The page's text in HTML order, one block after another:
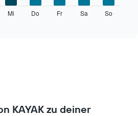
Mi Do Fr Sa So
KAYAK zu deiner